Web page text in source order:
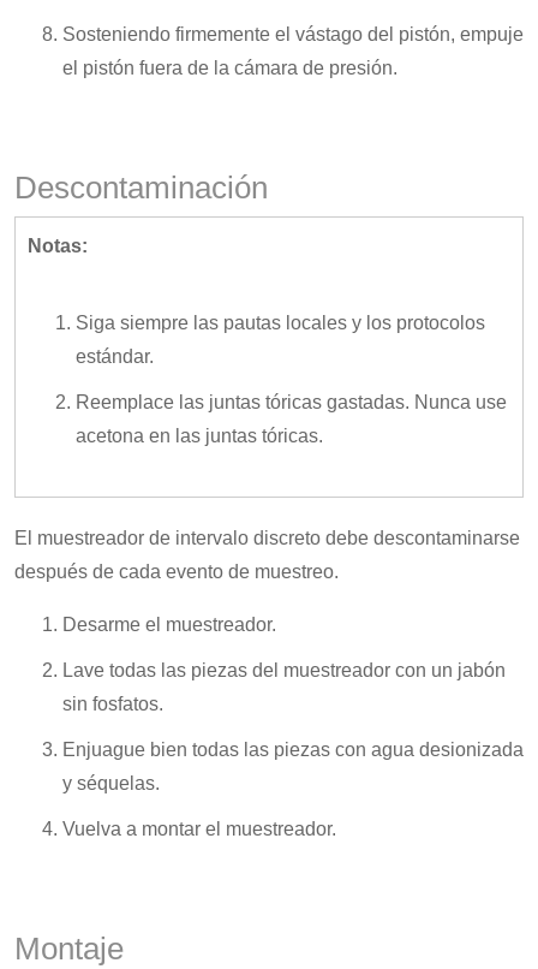
Sosteniendo firmemente el vástago del pistón, empuje
el pistón fuera de la cámara de presión.
Descontaminación
Notas:
Siga siempre las pautas locales y los protocolos
estándar.
Reemplace las juntas tóricas gastadas. Nunca use
acetona en las juntas tóricas.
El muestreador de intervalo discreto debe descontaminarse
después de cada evento de muestreo.
Desarme el muestreador.
Lave todas las piezas del muestreador con un jabón
sin fosfatos.
Enjuague bien todas las piezas con agua desionizada
y séquelas.
Vuelva a montar el muestreador.
Montaje